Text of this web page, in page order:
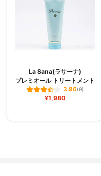
La Sana(ラサーナ)
プレミオール トリートメント
3.96(9)
¥1,980